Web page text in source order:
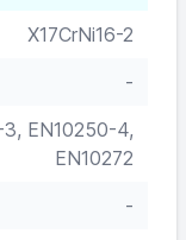
X17CrNi16-2
-
EN10250-4,
EN10272
-